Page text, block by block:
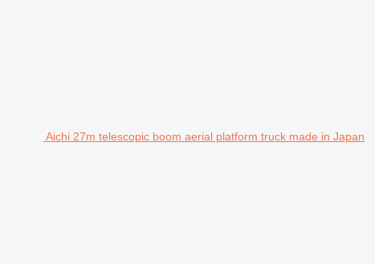
Aichi 27m telescopic boom aerial platform truck made in Japan